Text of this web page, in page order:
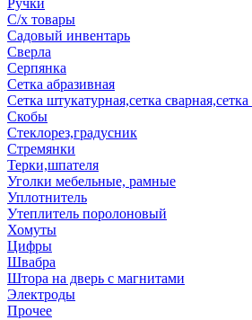
Ручки
С/х товары
Садовый инвентарь
Сверла
Серпянка
Сетка абразивная
Сетка штукатурная,сетка
Скобы
Стеклорез,градусник
Стремянки
Терки,шпателя
Уголки мебельные, рамные
Уплотнитель
Утеплитель поролоновый
Хомуты
Цифры
Швабра
Штора на дверь с магнитами
Электроды
Прочее